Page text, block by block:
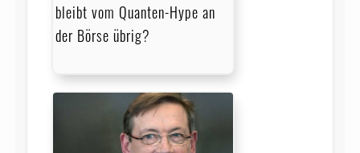
bleibt vom Quanten-Hype an
der Börse übrig?